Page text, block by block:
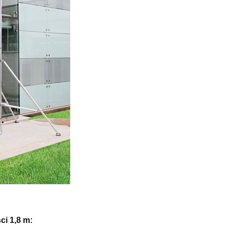
z
COM180.AB Rusztowanie
aluminiowe FARAONE COMPACT
AB jezdne - wysokość robocza
Cena regularna:
do koszyka
1,8 m: